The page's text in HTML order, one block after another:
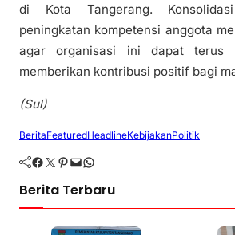
di Kota Tangerang.
peningkatan kompetensi anggota
agar organisasi ini dapat terus
memberikan kontribusi positif bagi
(Sul)
BeritaFeaturedHeadlineKebijakanPolitik
Facebook Twitter Pinterest Mail WhatsApp
Berita Terbaru